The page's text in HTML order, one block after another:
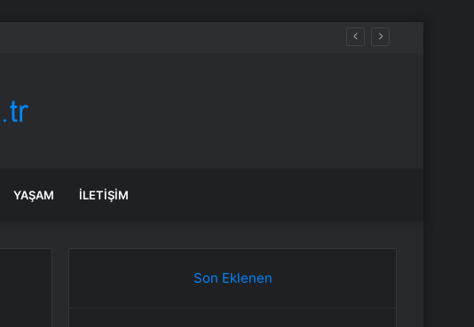
YAŞAM İLETIŞIM
Son Eklenen